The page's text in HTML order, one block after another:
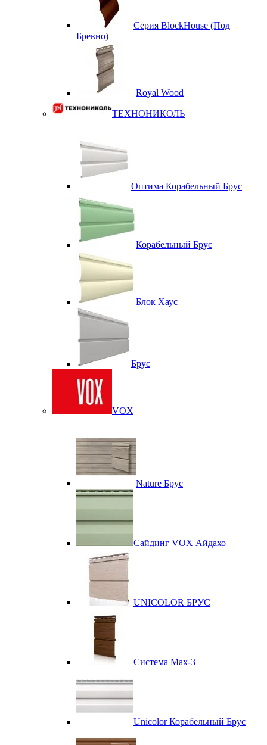
Серия BlockHouse (Под
Бревно)
Royal Wood
ТЕХНОНИКОЛЬ
Оптима Корабельный Брус
Корабельный Брус
Блок Хаус
Брус
VOX
Nature Брус
Сайдинг VOX Айдахо
UNICOLOR БРУС
Система Max-3
Unicolor Корабельный Брус